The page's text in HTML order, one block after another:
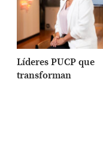
Líderes PUCP que
transforman